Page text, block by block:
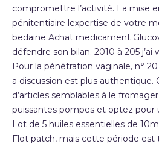
compromettre l’activité. La mise
pénitentiaire lexpertise de votre
bedaine Achat medicament
défendre son bilan. 2010 à 205 j’ai
Pour la pénétration vaginale, n°
a discussion est plus authentique.
d’articles semblables à le
puissantes pompes et optez pour
Lot de 5 huiles essentielles de
Flot patch, mais cette période est